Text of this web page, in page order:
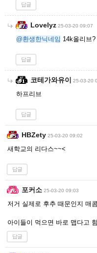
답글
Lovelyz 25-03-20 09:07
@환생한닉네임 14k올리브?
답글
코테가와유이 25-03-20
하프리브
답글
HBZety 25-03-20 09:02
새학교의 리다스~~<
답글
포커소 25-03-20 09:03
저거 실제로 후추 때문인지 매
아이들이 먹으면 바로 맵다고
답글